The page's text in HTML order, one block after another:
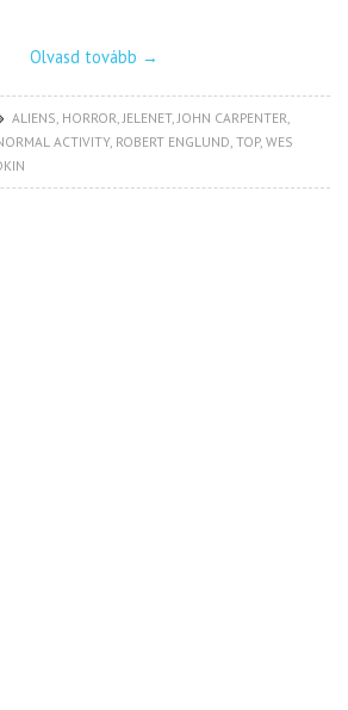
Olvasd tovább →
ALIENS, HORROR,JELENET,JOHN CARPENTER,
ACTIVITY, ROBERT ENGLUND,TOP,WES